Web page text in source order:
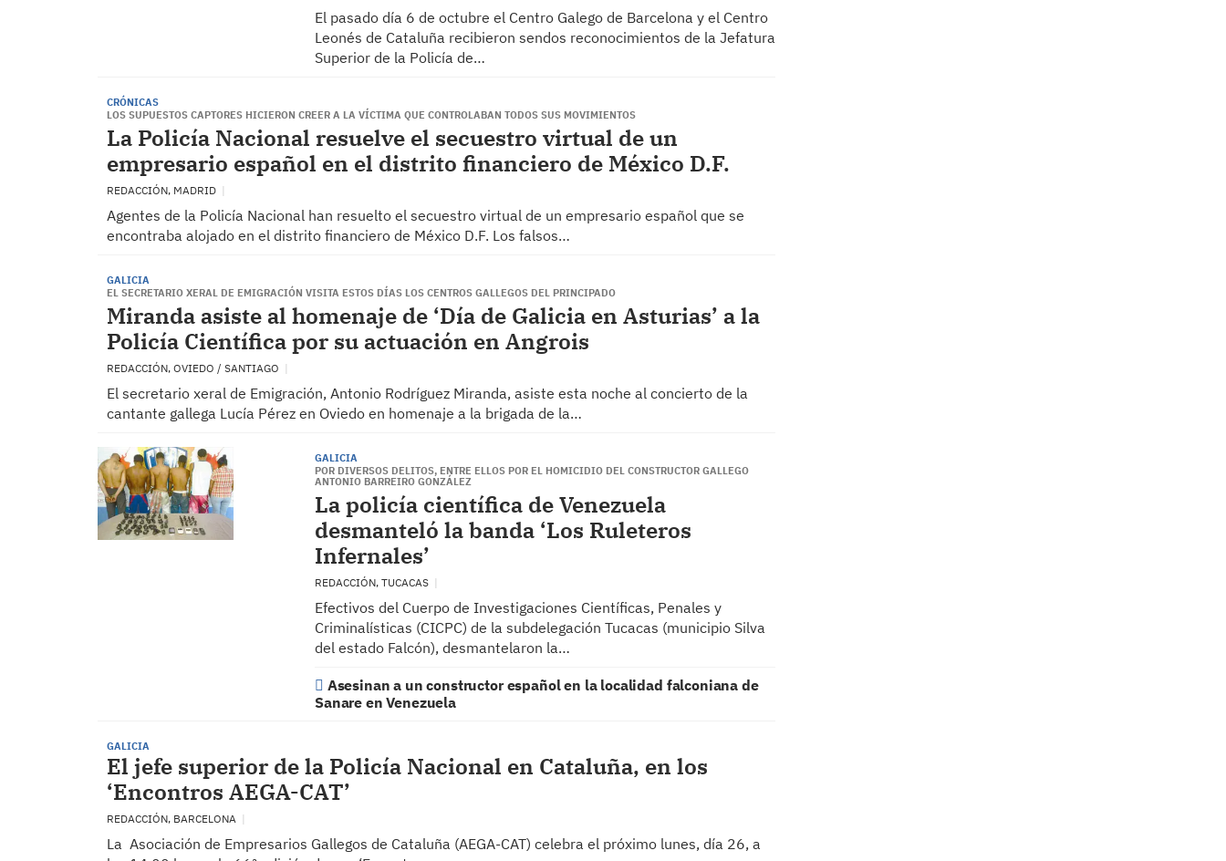
El pasado día 6 de octubre el Centro Galego de Barcelona y el Centro
Leonés de Cataluña recibieron sendos reconocimientos de la Jefatura
Superior de la Policía de…
CRÓNICAS
LOS SUPUESTOS CAPTORES HICIERON CREER A LA VÍCTIMA QUE CONTROLABAN TODOS SUS MOVIMIENTOS
La Policía Nacional resuelve el secuestro virtual de un
empresario español en el distrito financiero de México D.F.
REDACCIÓN, MADRID
Agentes de la Policía Nacional han resuelto el secuestro virtual de un empresario español que se
encontraba alojado en el distrito financiero de México D.F. Los falsos…
GALICIA
EL SECRETARIO XERAL DE EMIGRACIÓN VISITA ESTOS DÍAS LOS CENTROS GALLEGOS DEL PRINCIPADO
Miranda asiste al homenaje de ‘Día de Galicia en Asturias’ a la
Policía Científica por su actuación en Angrois
REDACCIÓN, OVIEDO / SANTIAGO
El secretario xeral de Emigración, Antonio Rodríguez Miranda, asiste esta noche al concierto de la
cantante gallega Lucía Pérez en Oviedo en homenaje a la brigada de la…
GALICIA
POR DIVERSOS DELITOS, ENTRE ELLOS POR EL HOMICIDIO DEL CONSTRUCTOR GALLEGO
ANTONIO BARREIRO GONZÁLEZ
La policía científica de Venezuela
desmanteló la banda ‘Los Ruleteros
Infernales’
REDACCIÓN, TUCACAS
Efectivos del Cuerpo de Investigaciones Científicas, Penales y
Criminalísticas (CICPC) de la subdelegación Tucacas (municipio Silva
del estado Falcón), desmantelaron la…
Asesinan a un constructor español en la localidad falconiana de
Sanare en Venezuela
GALICIA
El jefe superior de la Policía Nacional en Cataluña, en los
‘Encontros AEGA-CAT’
REDACCIÓN, BARCELONA
La Asociación de Empresarios Gallegos de Cataluña (AEGA-CAT) celebra el próximo lunes, día 26, a